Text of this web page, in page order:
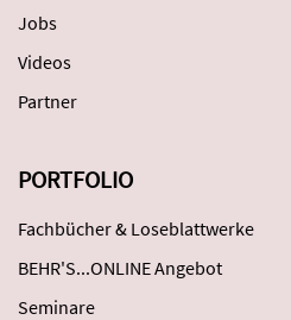
Jobs
Videos
Partner
PORTFOLIO
Fachbücher & Loseblattwerke
BEHR'S...ONLINE Angebot
Seminare